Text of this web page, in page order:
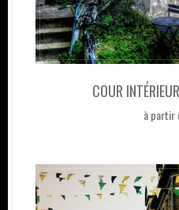
COUR
à partir